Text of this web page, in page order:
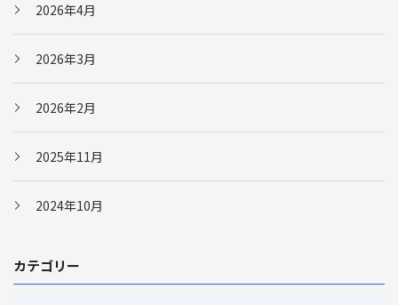
2026年4月
2026年3月
2026年2月
2025年11月
2024年10月
カテゴリー